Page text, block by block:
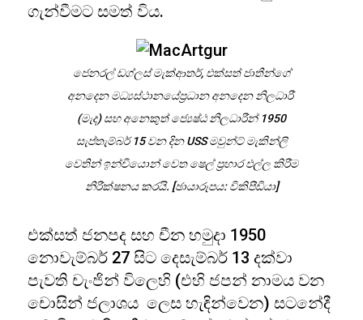
ගැන්වීමට සමත් විය.
ජෙනරල් ඩග්ලස් මැක්ආතර්, එක්සත් ජාතීන්ගේ
අනදෙන මධ්‍යස්ථානයේප්‍රධාන අනදෙන නිලධාරී
(මැද) සහ අනෙකුත් ජ්‍යෙෂ්ඨ නිලධාරීන් 1950
සැප්තැම්බර් 15 වන දින USS මවුන්ට් මැකින්ලි
වෙතින් ඉන්චියොන් වෙත ෂෙල් ප්‍රහාර එල්ල කිරීම
නිරීක්ෂනය කරයි. [ඡායාරූපය: විකිපීඩියා]
එක්සත් ජනපද සහ චීන හමුදා 1950
නොවැම්බර් 27 සිට දෙසැම්බර් 13 දක්වා
පැවති චැංජින් විලෙහි (එහි ජපන් නාමය වන
චොසින් ජලාශය ලෙස හැඳින්වෙන) සටනේදී